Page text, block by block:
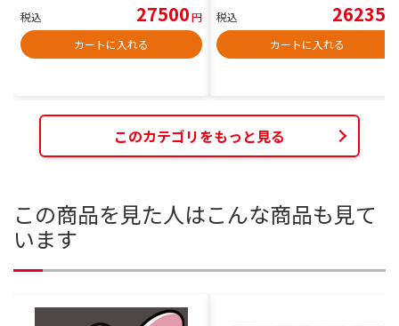
税込 27500円
カートに入れる
税込 26235
カートに入れる
このカテゴリをもっと見る
この商品を見た人はこんな商品も見て
います